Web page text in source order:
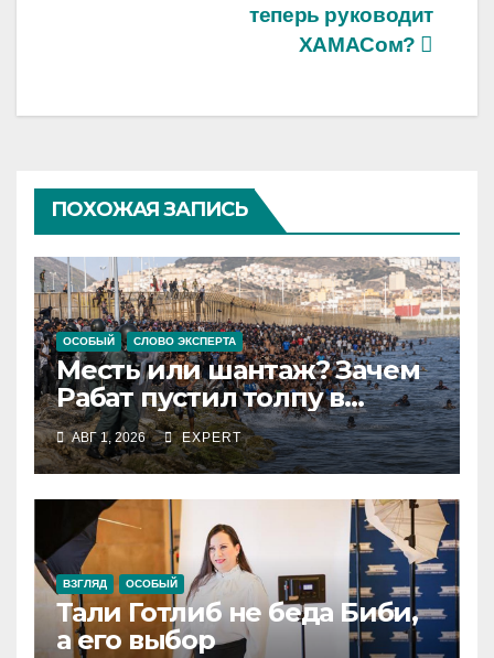
теперь руководит
ХАМАСом?
ПОХОЖАЯ ЗАПИСЬ
ОСОБЫЙ СЛОВО ЭКСПЕРТА
Месть или шантаж? Зачем
Рабат пустил толпу в
испанский анклав
АВГ 1, 2026 EXPERT
ВЗГЛЯД ОСОБЫЙ
Тали Готлиб не беда Биби,
а его выбор